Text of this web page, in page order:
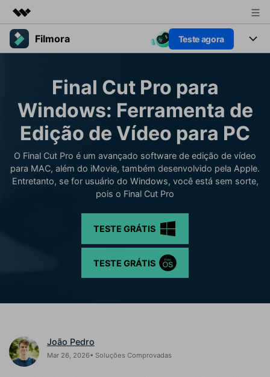
Produtos em destaque
Soluções
Sala de imprensa
Loja
Filmora Teste agora
Plataformas
Funcionalidades
Recursos criativos
Vídeo/Imagem
Áudio
Textos
Soluções
Filmora para
Criar
Recursos
Prompts de Vídeo
semelhantes em segundos
Tendências de Vídeo
Descubra as 10 principais
tendências de marketing de
vídeo em 2025
Hub de Criadores
Histórias de clientes
Veja como nossos clientes
alcançam sucesso
empresarial
Suporte
Final Cut Pro para
Windows: Ferramenta de
Edição de Vídeo para PC
O Final Cut Pro é um avançado software de edição de vídeo
para MAC, além do iMovie, também desenvolvido pela Apple.
Entretanto, se for usuário do Windows, você está sem sorte,
pois o Final Cut Pro
TESTE GRÁTIS
TESTE GRÁTIS
João Pedro
Mar 26, 2026• Soluções Comprovadas